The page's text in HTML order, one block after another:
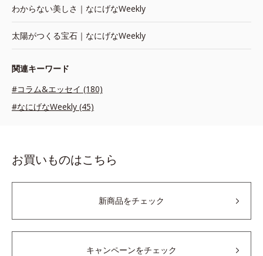
わからない美しさ｜なにげなWeekly
太陽がつくる宝石｜なにげなWeekly
関連キーワード
#コラム&エッセイ (180)
#なにげなWeekly (45)
お買いものはこちら
新商品をチェック
キャンペーンをチェック